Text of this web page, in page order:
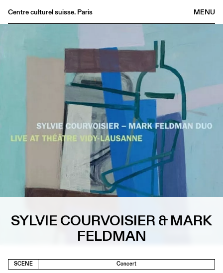
MENU
Centre culturel suisse. Paris
FR/EN
SYLVIE COURVOISIER & MARK
FELDMAN
SCENE Concert